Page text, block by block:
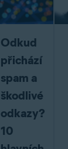
Odkud
přichází
spam a
škodlivé
odkazy?
10